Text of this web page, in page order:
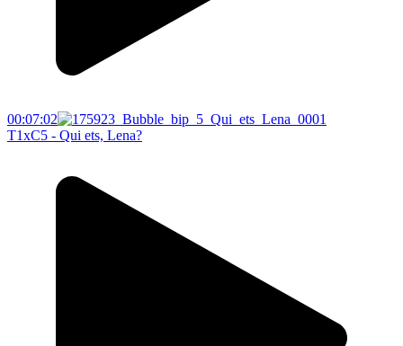
00:07:02
T1xC5 - Qui ets, Lena?